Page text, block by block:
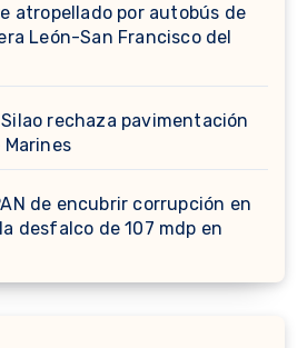
atropellado por autobús de
León-San Francisco del
rechaza pavimentación
de encubrir corrupción en
desfalco de 107 mdp en